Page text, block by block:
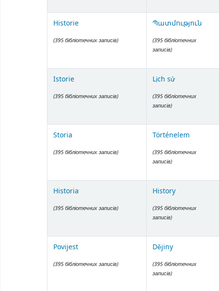
Historie
(395 бібліотечних записів)
Պատմություն
(395 бібліотечних
записів)
Istorie
(395 бібліотечних записів)
Lịch sử
(395 бібліотечних
записів)
Storia
(395 бібліотечних записів)
Történelem
(395 бібліотечних
записів)
Historia
(395 бібліотечних записів)
History
(395 бібліотечних
записів)
Povijest
(395 бібліотечних записів)
Dějiny
(395 бібліотечних
записів)